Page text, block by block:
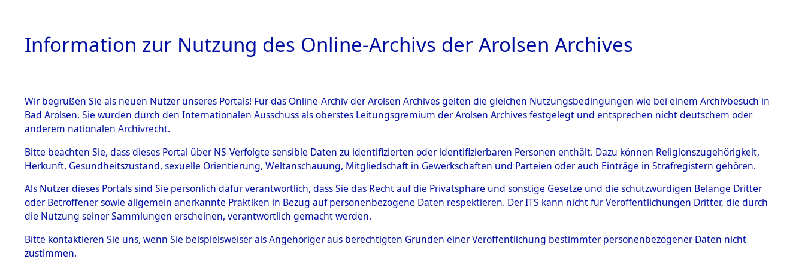
HOME BESTANDSBESCHREIBUNG ARCHIVALE ÜBERSICHT BILD
BESTÄNDE
Inhaftierungsdoku
mente
5. Verschiedenes
Todesmärsche
5.3.1 Alliierte
Ermittlung von Routen und Opfern von Todesmärschen→0001
(84624815)→0194 (84625010)
0194 (84625010)
Information zur Nutzung des Online-Archivs der Arolsen Archives
Wir begrüßen Sie als neuen Nutzer unseres Portals! Für das Online-Archiv der Arolsen Archives gelten die gleichen Nutzungsbedingungen wie bei einem Archivbesuch in
Bad Arolsen. Sie wurden durch den Internationalen Ausschuss als oberstes Leitungsgremium der Arolsen Archives festgelegt und entsprechen nicht deutschem oder
anderem nationalen Archivrecht.
Bitte beachten Sie, dass dieses Portal über NS-Verfolgte sensible Daten zu identifizierten oder identifizierbaren Personen enthält. Dazu können Religionszugehörigkeit,
Herkunft, Gesundheitszustand, sexuelle Orientierung, Weltanschauung, Mitgliedschaft in Gewerkschaften und Parteien oder auch Einträge in Strafregistern gehören.
Als Nutzer dieses Portals sind Sie persönlich dafür verantwortlich, dass Sie das Recht auf die Privatsphäre und sonstige Gesetze und die schutzwürdigen Belange Dritter
oder Betroffener sowie allgemein anerkannte Praktiken in Bezug auf personenbezogene Daten respektieren. Der ITS kann nicht für Veröffentlichungen Dritter, die durch
die Nutzung seiner Sammlungen erscheinen, verantwortlich gemacht werden.
Bitte kontaktieren Sie uns, wenn Sie beispielsweiser als Angehöriger aus berechtigten Gründen einer Veröffentlichung bestimmter personenbezogener Daten nicht
zustimmen.